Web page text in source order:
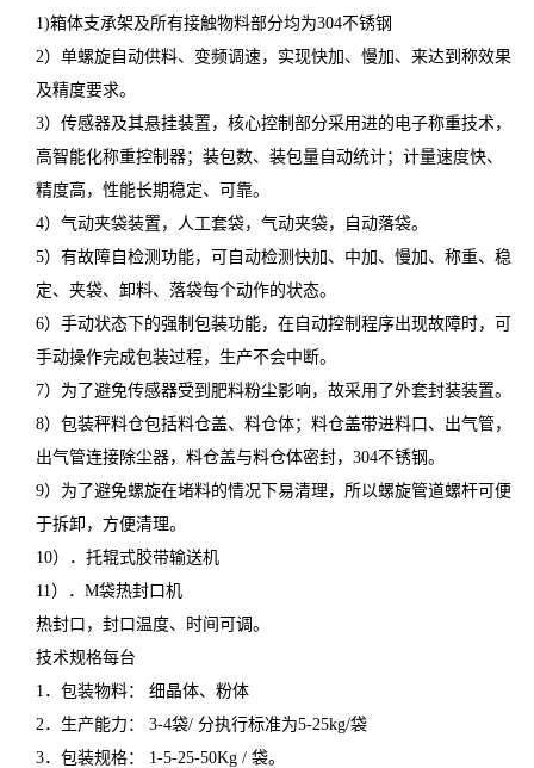
1)箱体支承架及所有接触物料部分均为304不锈钢
2）单螺旋自动供料、变频调速，实现快加、慢加、来达到称效果
及精度要求。
3）传感器及其悬挂装置，核心控制部分采用进的电子称重技术，
高智能化称重控制器；装包数、装包量自动统计；计量速度快、
精度高，性能长期稳定、可靠。
4）气动夹袋装置，人工套袋，气动夹袋，自动落袋。
5）有故障自检测功能，可自动检测快加、中加、慢加、称重、稳
定、夹袋、卸料、落袋每个动作的状态。
6）手动状态下的强制包装功能，在自动控制程序出现故障时，可
手动操作完成包装过程，生产不会中断。
7）为了避免传感器受到肥料粉尘影响，故采用了外套封装装置。
8）包装秤料仓包括料仓盖、料仓体；料仓盖带进料口、出气管，
出气管连接除尘器，料仓盖与料仓体密封，304不锈钢。
9）为了避免螺旋在堵料的情况下易清理，所以螺旋管道螺杆可便
于拆卸，方便清理。
10）．托辊式胶带输送机
11）．M袋热封口机
热封口，封口温度、时间可调。
技术规格每台
1．包装物料： 细晶体、粉体
2．生产能力： 3-4袋/ 分执行标准为5-25kg/袋
3．包装规格： 1-5-25-50Kg / 袋。